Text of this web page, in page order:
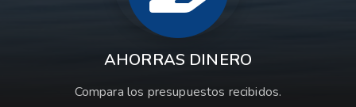
AHORRAS DINERO
Compara los presupuestos recibidos.